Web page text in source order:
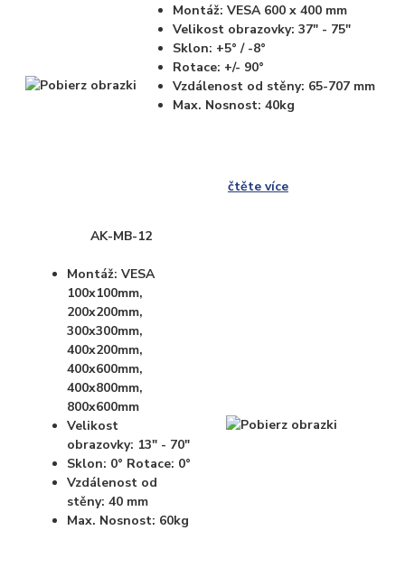
Montáž: VESA 600 x 400 mm
Velikost obrazovky: 37" - 75"
Sklon: +5° / -8°
Rotace: +/- 90°
Vzdálenost od stěny: 65-707 mm
Max. Nosnost: 40kg
čtěte více
AK-MB-12
Montáž: VESA
100x100mm,
200x200mm,
300x300mm,
400x200mm,
400x600mm,
400x800mm,
800x600mm
Velikost
obrazovky: 13" - 70"
Sklon: 0° Rotace: 0°
Vzdálenost od
stěny: 40 mm
Max. Nosnost: 60kg